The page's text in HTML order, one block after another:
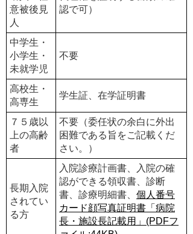
意被後見
人
認で可）
中学生・
小学生・
未就学児
不要
高校生・
高専生
学生証、在学証明書
７５歳以
上の高齢
者
不要（委任状の余白に外出
困難である旨をご記載くだ
さい。）
長期入院
されてい
る方
入院診療計画書、入院の確
認ができる領収書、診断
書、診療明細書、 個人番号
カード顔写真証明書「病院
長・施設長記載用」(PDFフ